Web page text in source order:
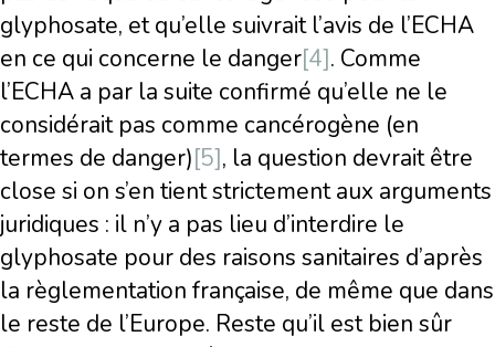
glyphosate, et qu’elle suivrait l’avis de l’ECHA
en ce qui concerne le danger[4]. Comme
l’ECHA a par la suite confirmé qu’elle ne le
considérait pas comme cancérogène (en
termes de danger)[5], la question devrait être
close si on s’en tient strictement aux arguments
juridiques : il n’y a pas lieu d’interdire le
glyphosate pour des raisons sanitaires d’après
la règlementation française, de même que dans
le reste de l’Europe. Reste qu’il est bien sûr